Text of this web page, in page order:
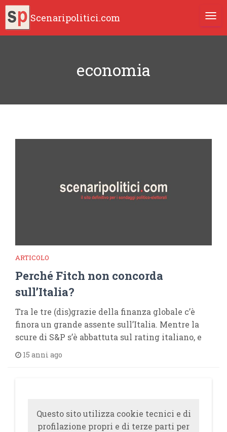
Scenaripolitici.com
economia
ARTICOLO
Perché Fitch non concorda
sull’Italia?
Tra le tre (dis)grazie della finanza globale c’è
finora un grande assente sull’Italia. Mentre la
scure di S&P s’è abbattuta sul rating italiano, e
15 anni ago
Questo sito utilizza cookie tecnici e di
profilazione propri e di terze parti per